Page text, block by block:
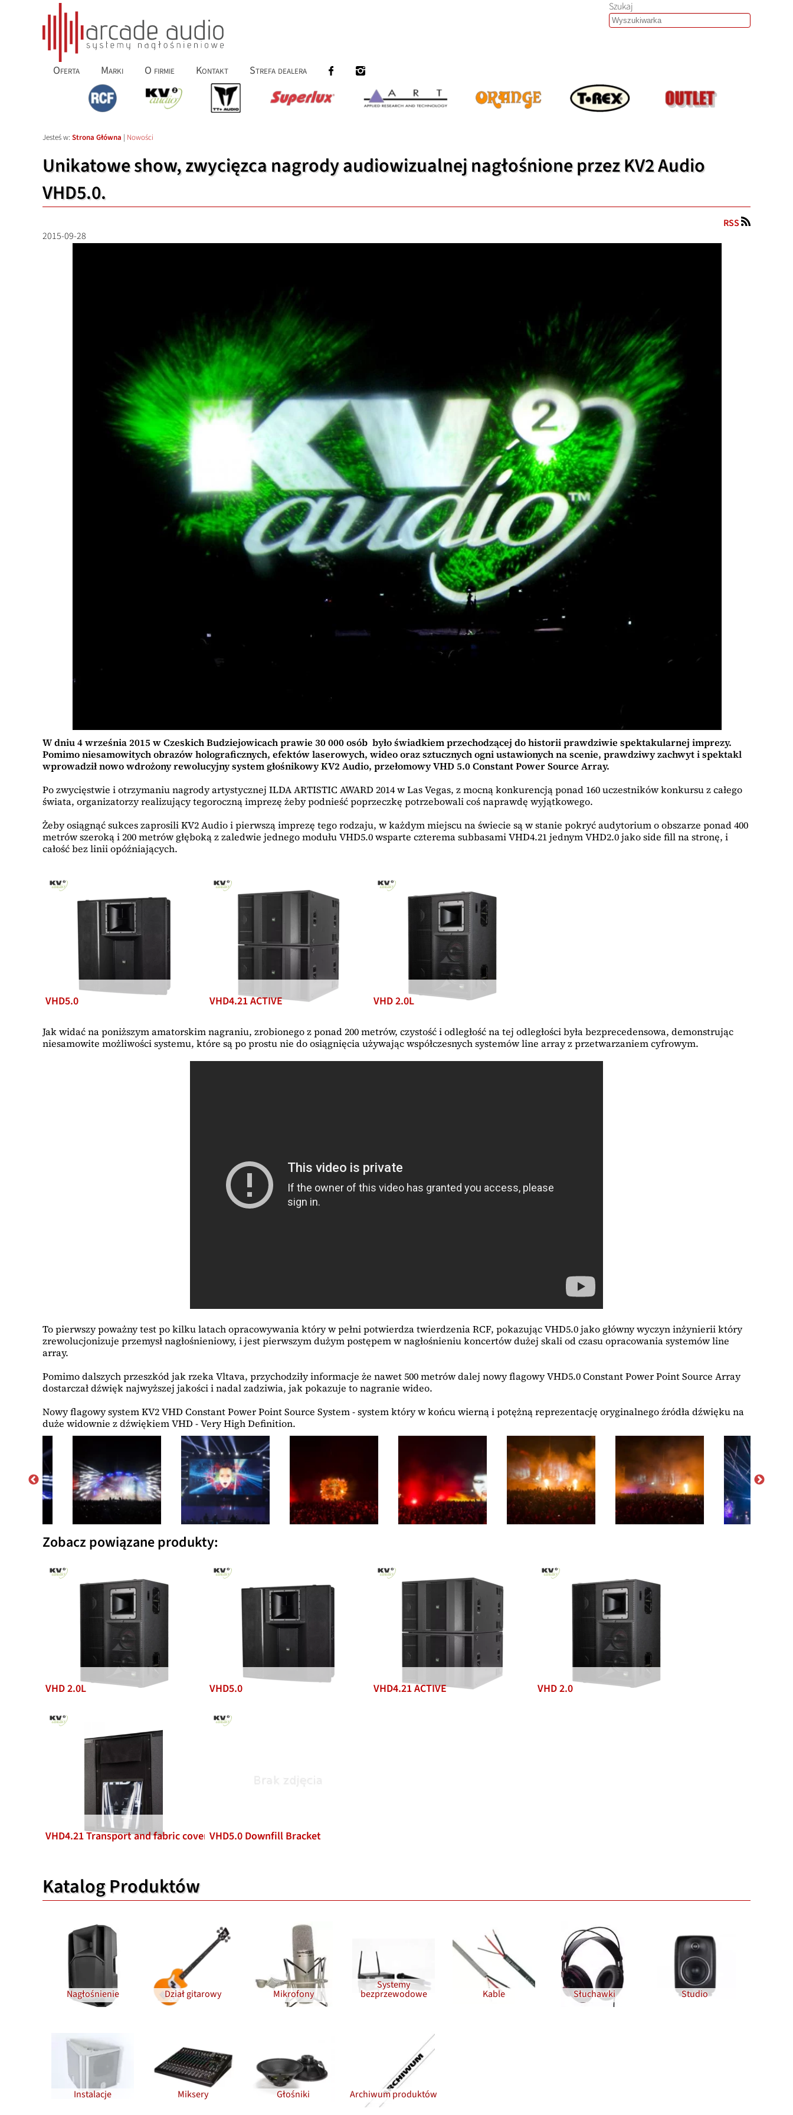
Szukaj
Oferta Marki O firmie Kontakt Strefa dealera
Jesteś w: Strona Główna | Nowości
Unikatowe show, zwycięzca nagrody audiowizualnej nagłośnione przez KV2 Audio
VHD5.0.
RSS
2015-09-28
W dniu 4 września 2015 w Czeskich Budziejowicach prawie 30 000 osób było świadkiem przechodzącej do historii prawdziwie spektakularnej imprezy.
Pomimo niesamowitych obrazów holograficznych, efektów laserowych, wideo oraz sztucznych ogni ustawionych na scenie, prawdziwy zachwyt i spektakl
wprowadził nowo wdrożony rewolucyjny system głośnikowy KV2 Audio, przełomowy VHD 5.0 Constant Power Source Array.
Po zwycięstwie i otrzymaniu nagrody artystycznej ILDA ARTISTIC AWARD 2014 w Las Vegas, z mocną konkurencją ponad 160 uczestników konkursu z całego
świata, organizatorzy realizujący tegoroczną imprezę żeby podnieść poprzeczkę potrzebowali coś naprawdę wyjątkowego.
Żeby osiągnąć sukces zaprosili KV2 Audio i pierwszą imprezę tego rodzaju, w każdym miejscu na świecie są w stanie pokryć audytorium o obszarze ponad 400
metrów szeroką i 200 metrów głęboką z zaledwie jednego modułu VHD5.0 wsparte czterema subbasami VHD4.21 jednym VHD2.0 jako side fill na stronę, i
całość bez linii opóźniających.
VHD5.0 VHD4.21 ACTIVE VHD 2.0L
Jak widać na poniższym amatorskim nagraniu, zrobionego z ponad 200 metrów, czystość i odległość na tej odległości była bezprecedensowa, demonstrując
niesamowite możliwości systemu, które są po prostu nie do osiągnięcia używając współczesnych systemów line array z przetwarzaniem cyfrowym.
To pierwszy poważny test po kilku latach opracowywania który w pełni potwierdza twierdzenia RCF, pokazując VHD5.0 jako główny wyczyn inżynierii który
zrewolucjonizuje przemysł nagłośnieniowy, i jest pierwszym dużym postępem w nagłośnieniu koncertów dużej skali od czasu opracowania systemów line
array.
Pomimo dalszych przeszkód jak rzeka Vltava, przychodziły informacje że nawet 500 metrów dalej nowy flagowy VHD5.0 Constant Power Point Source Array
dostarczał dźwięk najwyższej jakości i nadal zadziwia, jak pokazuje to nagranie wideo.
Nowy flagowy system KV2 VHD Constant Power Point Source System - system który w końcu wierną i potężną reprezentację oryginalnego źródła dźwięku na
duże widownie z dźwiękiem VHD - Very High Definition.
Zobacz powiązane produkty:
VHD 2.0L VHD5.0 VHD4.21 ACTIVE VHD 2.0
VHD4.21 Transport and fabric cover VHD5.0 Downfill Bracket
Katalog Produktów
Nagłośnienie Dział gitarowy Mikrofony
Systemy
bezprzewodowe Kable Słuchawki Studio
Instalacje Miksery Głośniki Archiwum produktów